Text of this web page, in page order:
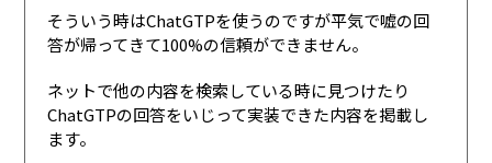
そういう時はChatGTPを使うのですが平気で嘘の回
答が帰ってきて100%の信頼ができません。
ネットで他の内容を検索している時に見つけたり
ChatGTPの回答をいじって実装できた内容を掲載し
ます。